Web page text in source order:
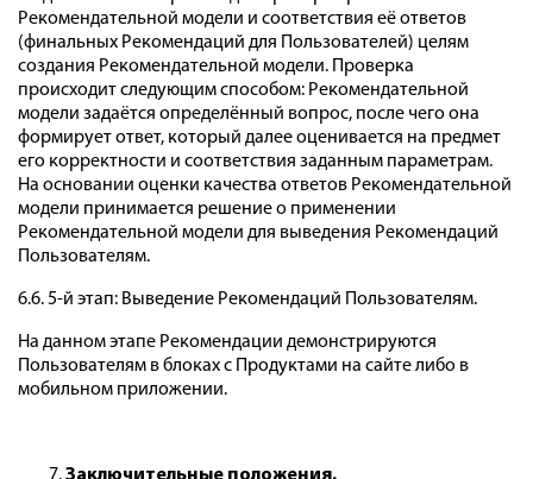
Рекомендательной модели и соответствия её ответов
(финальных Рекомендаций для Пользователей) целям
создания Рекомендательной модели. Проверка
происходит следующим способом: Рекомендательной
модели задаётся определённый вопрос, после чего она
формирует ответ, который далее оценивается на предмет
его корректности и соответствия заданным параметрам.
На основании оценки качества ответов Рекомендательной
модели принимается решение о применении
Рекомендательной модели для выведения Рекомендаций
Пользователям.
6.6. 5-й этап: Выведение Рекомендаций Пользователям.
На данном этапе Рекомендации демонстрируются
Пользователям в блоках с Продуктами на сайте либо в
мобильном приложении.